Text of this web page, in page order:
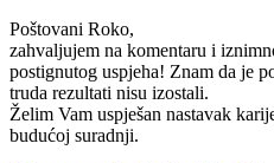
Poštovani Roko,
zahvaljujem na komentaru i
postignutog uspjeha! Znam da je
truda rezultati nisu izostali.
Želim Vam uspješan nastavak
budućoj suradnji.